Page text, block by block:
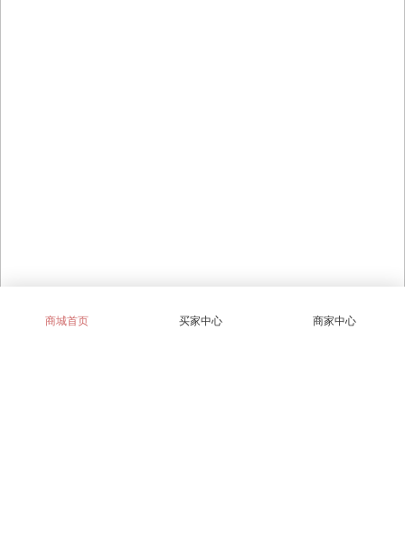
商城首页 买家中心 商家中心